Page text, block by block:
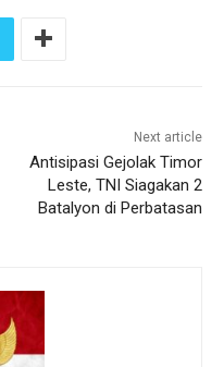
Next article
Antisipasi Gejolak Timor
Leste, TNI Siagakan 2
Batalyon di Perbatasan